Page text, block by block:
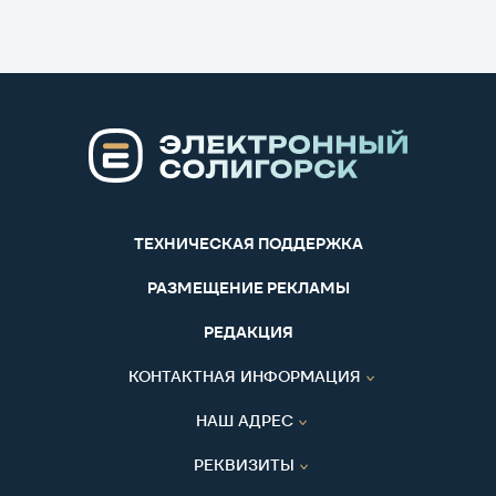
ТЕХНИЧЕСКАЯ ПОДДЕРЖКА
РАЗМЕЩЕНИЕ РЕКЛАМЫ
РЕДАКЦИЯ
КОНТАКТНАЯ ИНФОРМАЦИЯ
НАШ АДРЕС
РЕКВИЗИТЫ